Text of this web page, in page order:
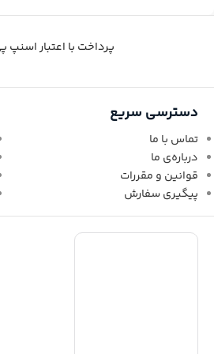
پرداخت با اعتبار اسنپ
دسترسی سریع
تماس با ما
درباره‌ی ما
قوانین و مقررات
پیگیری سفارش